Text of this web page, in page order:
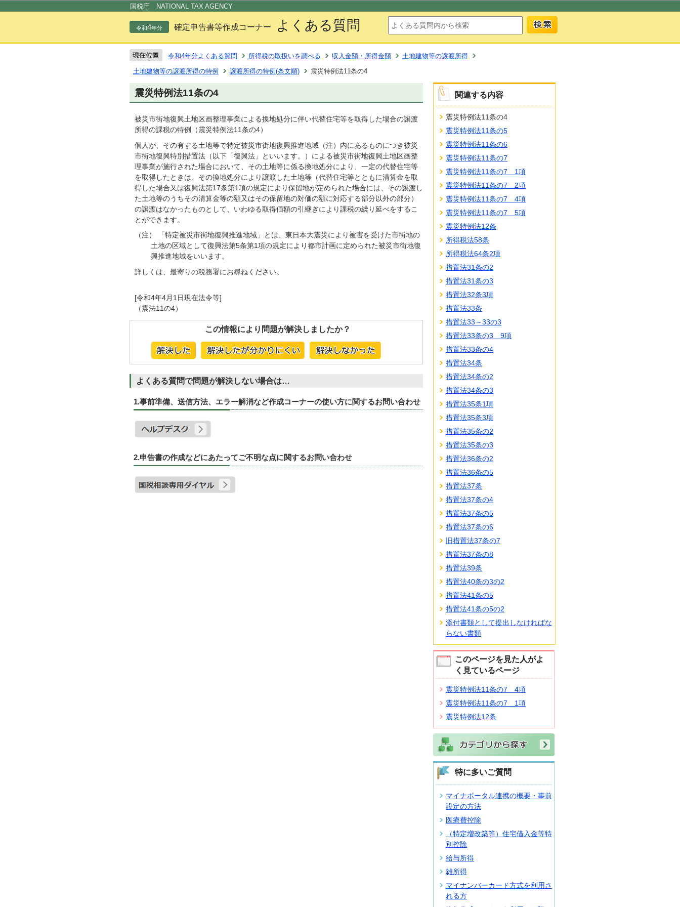
国税庁 NATIONAL TAX AGENCY
令和4年分 確定申告書等作成コーナー よくある質問
令和4年分よくある質問 所得税の取扱いを調べる 収入金額・所得金額
土地建物等の譲渡所得
土地建物等の譲渡所得の特例
譲渡所得の特例(条文順) 震災特例法11条の4
震災特例法11条の4
被災市街地復興土地区画整理事業による換地処分に伴い代替住宅等を取得した場合の譲渡
所得の課税の特例（震災特例法11条の4）
個人が、その有する土地等で特定被災市街地復興推進地域（注）内にあるものにつき被災
市街地復興特別措置法（以下「復興法」といいます。）による被災市街地復興土地区画整
理事業が施行された場合において、その土地等に係る換地処分により、一定の代替住宅等
を取得したときは、その換地処分により譲渡した土地等（代替住宅等とともに清算金を取
得した場合又は復興法第17条第1項の規定により保留地が定められた場合には、その譲渡し
た土地等のうちその清算金等の額又はその保留地の対価の額に対応する部分以外の部分）
の譲渡はなかったものとして、いわゆる取得価額の引継ぎにより課税の繰り延べをするこ
とができます。
（注） 「特定被災市街地復興推進地域」とは、東日本大震災により被害を受けた市街地の
土地の区域として復興法第5条第1項の規定により都市計画に定められた被災市街地復
興推進地域をいいます。
詳しくは、最寄りの税務署にお尋ねください。
[令和4年4月1日現在法令等]
（震法11の4）
この情報により問題が解決しましたか？
よくある質問で問題が解決しない場合は…
1.事前準備、送信方法、エラー解消など作成コーナーの使い方に関するお問い合わせ
2.申告書の作成などにあたってご不明な点に関するお問い合わせ
関連する内容
震災特例法11条の4
震災特例法11条の5
震災特例法11条の6
震災特例法11条の7
震災特例法11条の7 1項
震災特例法11条の7 2項
震災特例法11条の7 4項
震災特例法11条の7 5項
震災特例法12条
所得税法58条
所得税法64条2項
措置法31条の2
措置法31条の3
措置法32条3項
措置法33条
措置法33～33の3
措置法33条の3 9項
措置法33条の4
措置法34条
措置法34条の2
措置法34条の3
措置法35条1項
措置法35条3項
措置法35条の2
措置法35条の3
措置法36条の2
措置法36条の5
措置法37条
措置法37条の4
措置法37条の5
措置法37条の6
旧措置法37条の7
措置法37条の8
措置法39条
措置法40条の3の2
措置法41条の5
措置法41条の5の2
添付書類として提出しなければな
らない書類
このページを見た人がよ
く見ているページ
震災特例法11条の7 4項
震災特例法11条の7 1項
震災特例法12条
特に多いご質問
マイナポータル連携の概要・事前
設定の方法
医療費控除
（特定増改築等）住宅借入金等特
別控除
給与所得
雑所得
マイナンバーカード方式を利用さ
れる方